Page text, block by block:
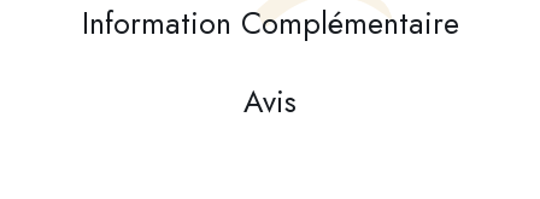
Information Complémentaire
Avis